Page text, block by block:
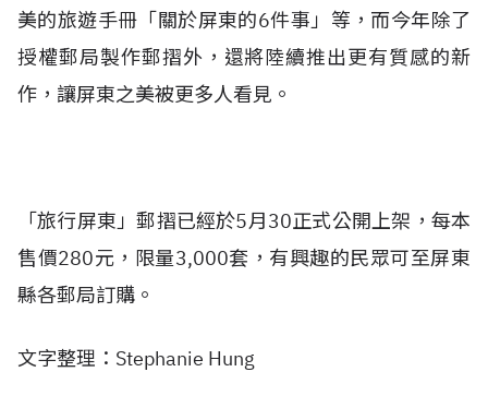
美的旅遊手冊「關於屏東的6件事」等，而今年除了
授權郵局製作郵摺外，還將陸續推出更有質感的新
作，讓屏東之美被更多人看見。
「旅行屏東」郵摺已經於5月30正式公開上架，每本
售價280元，限量3,000套，有興趣的民眾可至屏東
縣各郵局訂購。
文字整理：Stephanie Hung